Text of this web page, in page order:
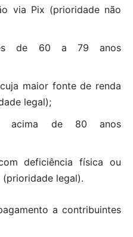
via Pix (prioridade não
de 60 a 79 anos
maior fonte de renda
legal);
acima de 80 anos
deficiência física ou
legal).
a contribuintes